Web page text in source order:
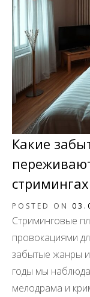
Какие
стримингах
POSTED ON
Стриминговые
провокациями
забытые жанры
годы мы
мелодрама и